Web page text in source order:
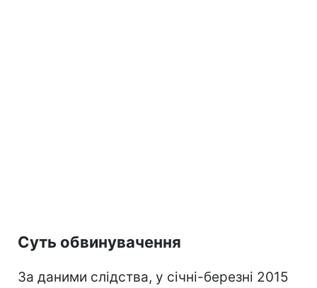
Суть обвинувачення
За даними слідства, у січні-березні 2015